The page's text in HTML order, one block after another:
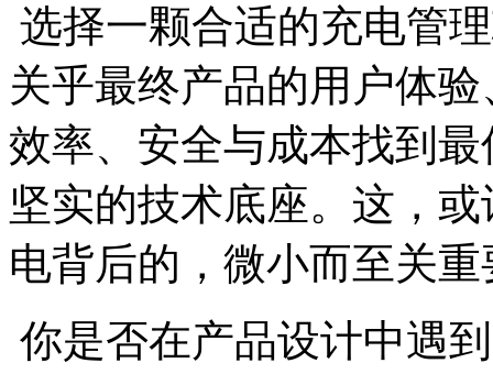
选择一颗合适的充电管
关乎最终产品的用户体
效率、安全与成本找到
坚实的技术底座。这，
电背后的，微小而至关
你是否在产品设计中遇